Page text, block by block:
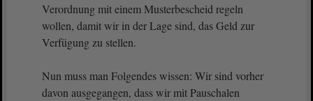
Verordnung mit einem Musterbescheid regeln
wollen, damit wir in der Lage sind, das Geld zur
Verfügung zu stellen.
Nun muss man Folgendes wissen: Wir sind vorher
davon ausgegangen, dass wir mit Pauschalen